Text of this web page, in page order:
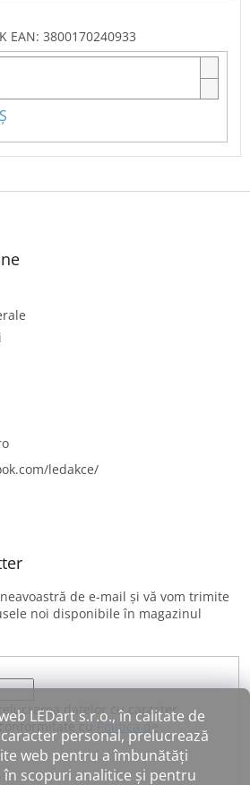
LEDart s.r.o., în calitate de
personal, prelucrează
web pentru a îmbunătăți
scopuri analitice și pentru
EAN: 3800170240933
ledakce/
de e-mail şi vă vom trimite
noi disponibile în magazinul
datelor cu caracter
cu Politica de